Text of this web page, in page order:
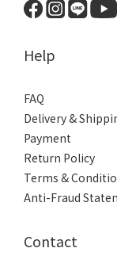
Help
FAQ
Delivery &
Payment
Return Policy
Terms &
Anti-Fraud
Contact